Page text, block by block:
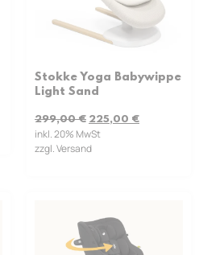
Stokke Yoga Babywippe
Light Sand
299,00€ 225,00 €
inkl. 20% MwSt
zzgl. Versand